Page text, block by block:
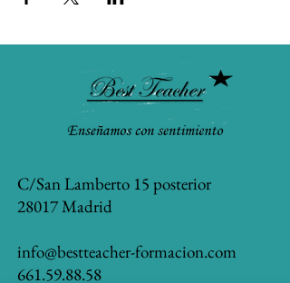
C/San Lamberto 15 posterior
28017 Madrid
info@bestteacher-formacion.com
661.59.88.58